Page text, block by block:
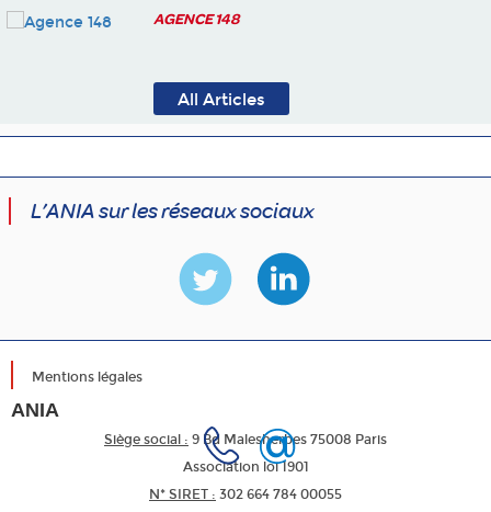
AGENCE 148
All Articles
L’ANIA sur les réseaux sociaux
Mentions légales
ANIA
Siège social : 9 Bd Malesherbes 75008 Paris
Association loi 1901
N* SIRET : 302 664 784 00055